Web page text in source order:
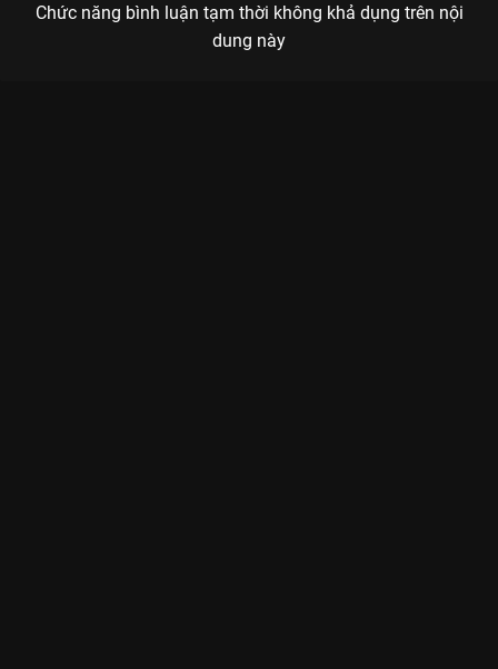
Chức năng bình luận tạm thời không khả dụng trên nội
dung này